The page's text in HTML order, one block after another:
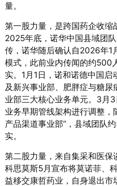
量。
第一股力量，是跨国药企收缩
2025年底，诺华中国县域团
传，诺华随后确认自2026年1
模式，此前业内传闻的约500
实。 1月1日，诺和诺德中国
及新兴事业部、肥胖症与糖
业部三大核心业务单元。3月
业务早期管线架构进行调整，
产品渠道事业部”，县域团队
实。
第二股力量，来自集采和医保
科思莫斯5月宣布将莫诺菲、
益移交康哲药业，自身退出市